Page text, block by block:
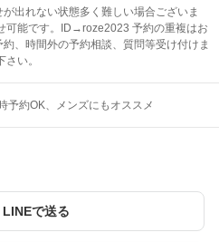
出れない状態多く難しい場合ございま
可能です。ID→roze2023 予約の重複はお
、時間外の予約相談、質問等受け付けま
い。
予約OK メンズにもオススメ
LINEで送る